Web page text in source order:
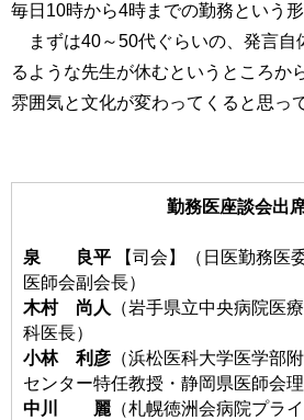
毎日10時から4時までの勤務という
まずは40～50代ぐらいの、発言自
るような先生が休むというところか
雰囲気と文化が変わってくると思っ
勤務医座談会出
泉 良平 【司会】（日医勤務医
医師会副会長）
木村 尚人 （岩手県立中央病院医
科医長）
小林 利彦 （浜松医科大学医学部
センター特任教授・静岡県医師会理
中川 麗 （札幌徳洲会病院プラ